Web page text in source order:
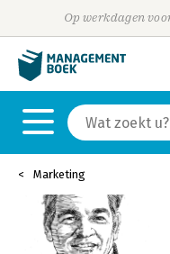
Op werkdagen
Marketing